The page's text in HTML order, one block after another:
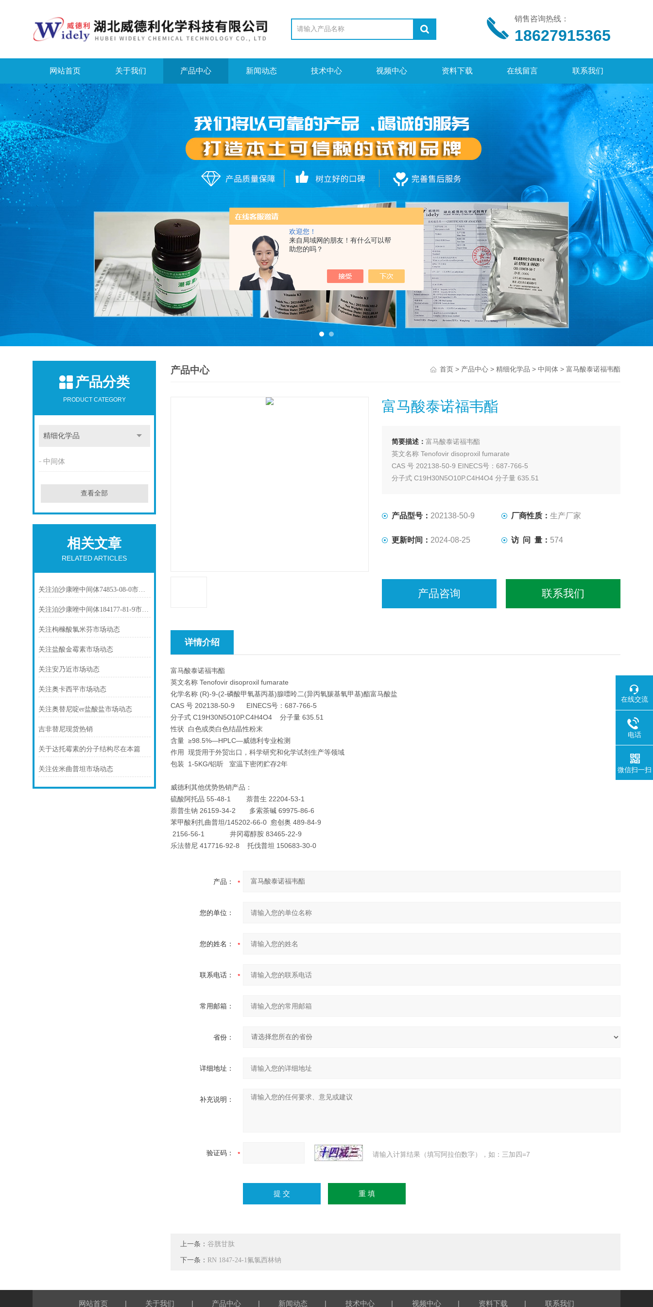
欢迎您！
来自局域网的朋友！有什么可以帮
助您的吗？
销售咨询热线：
18627915365
网站首页 关于我们 产品中心 新闻动态 技术中心 视频中心 资料下载 在线留言 联系我们
产品分类
PRODUCT CATEGORY
精细化学品
中间体
查看全部
相关文章
RELATED ARTICLES
关注泊沙康唑中间体74853-08-0市场动态
关注泊沙康唑中间体184177-81-9市场动态
关注枸橼酸氯米芬市场动态
关注盐酸金霉素市场动态
关注安乃近市场动态
关注奥卡西平市场动态
关注奥替尼啶er盐酸盐市场动态
吉非替尼现货热销
关于达托霉素的分子结构尽在本篇
关注佐米曲普坦市场动态
产品中心 首页> 产品中心> 精细化学品 > 中间体> 富马酸泰诺福韦酯
富马酸泰诺福韦酯
简要描述：富马酸泰诺福韦酯
英文名称 Tenofovir disoproxil fumarate
CAS 号 202138-50-9 EINECS号：687-766-5
分子式 C19H30N5O10P.C4H4O4 分子量 635.51
包装 1-5KG/铝听 室温下密闭贮存2年
产品型号： 202138-50-9 厂商性质： 生产厂家
更新时间： 2024-08-25 访 问 量： 574
产品咨询 联系我们
详情介绍
富马酸泰诺福韦酯
英文名称 Tenofovir disoproxil fumarate
化学名称 (R)-9-(2-磷酸甲氧基丙基)腺嘌呤二(异丙氧羰基氧甲基)酯富马酸盐
CAS 号 202138-50-9 EINECS号：687-766-5
分子式 C19H30N5O10P.C4H4O4 分子量 635.51
性状 白色或类白色结晶性粉末
含量 ≥98.5%—HPLC—威德利专业检测
作用 现货用于外贸出口，科学研究和化学试剂生产等领域
包装 1-5KG/铝听 室温下密闭贮存2年
威德利其他优势热销产品：
硫酸阿托品 55-48-1 萘普生 22204-53-1
萘普生钠 26159-34-2 多索茶碱 69975-86-6
苯甲酸利扎曲普坦/145202-66-0 愈创奥 489-84-9
2156-56-1 井冈霉醇胺 83465-22-9
乐法替尼 417716-92-8 托伐普坦 150683-30-0
产品：
您的单位：
您的姓名：
联系电话：
常用邮箱：
省份：
详细地址：
补充说明：
验证码： 请输入计算结果（填写阿拉伯数字），如：三加四=7
上一条：谷胱甘肽
下一条： RN 1847-24-1氟氯西林钠
网站首页 | 关于我们 | 产品中心 | 新闻动态 | 技术中心 | 视频中心 | 资料下载 | 联系我们
在线交流
电话
微信扫一扫